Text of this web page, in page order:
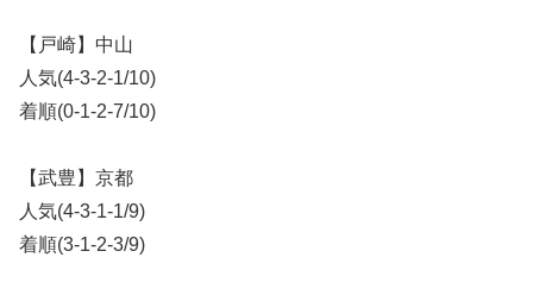
【戸崎】中山
人気(4-3-2-1/10)
着順(0-1-2-7/10)
【武豊】京都
人気(4-3-1-1/9)
着順(3-1-2-3/9)